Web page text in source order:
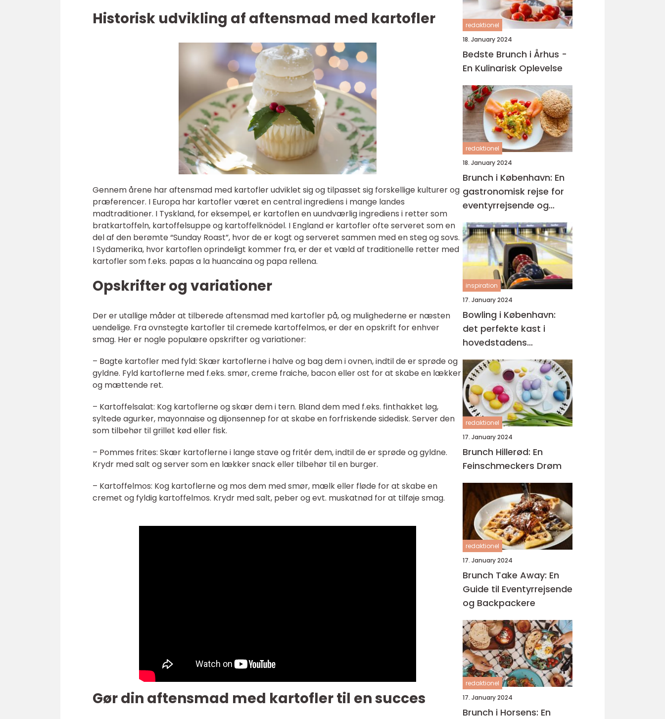
Historisk udvikling af aftensmad med kartofler
Gennem årene har aftensmad med kartofler udviklet sig og tilpasset sig forskellige kulturer og
præferencer. I Europa har kartofler været en central ingrediens i mange landes
madtraditioner. I Tyskland, for eksempel, er kartoflen en uundværlig ingrediens i retter som
bratkartoffeln, kartoffelsuppe og kartoffelknödel. I England er kartofler ofte serveret som en
del af den berømte “Sunday Roast”, hvor de er kogt og serveret sammen med en steg og sovs.
I Sydamerika, hvor kartoflen oprindeligt kommer fra, er der et væld af traditionelle retter med
kartofler som f.eks. papas a la huancaina og papa rellena.
Opskrifter og variationer
Der er utallige måder at tilberede aftensmad med kartofler på, og mulighederne er næsten
uendelige. Fra ovnstegte kartofler til cremede kartoffelmos, er der en opskrift for enhver
smag. Her er nogle populære opskrifter og variationer:
– Bagte kartofler med fyld: Skær kartoflerne i halve og bag dem i ovnen, indtil de er sprøde og
gyldne. Fyld kartoflerne med f.eks. smør, creme fraiche, bacon eller ost for at skabe en lækker
og mættende ret.
– Kartoffelsalat: Kog kartoflerne og skær dem i tern. Bland dem med f.eks. finthakket løg,
syltede agurker, mayonnaise og dijonsennep for at skabe en forfriskende sidedisk. Server den
som tilbehør til grillet kød eller fisk.
– Pommes frites: Skær kartoflerne i lange stave og fritér dem, indtil de er sprøde og gyldne.
Krydr med salt og server som en lækker snack eller tilbehør til en burger.
– Kartoffelmos: Kog kartoflerne og mos dem med smør, mælk eller fløde for at skabe en
cremet og fyldig kartoffelmos. Krydr med salt, peber og evt. muskatnød for at tilføje smag.
Gør din aftensmad med kartofler til en succes
redaktionel
18. January 2024
Bedste Brunch i Århus -
En Kulinarisk Oplevelse
redaktionel
18. January 2024
Brunch i København: En
gastronomisk rejse for
eventyrrejsende og
backpackere
inspiration
17. January 2024
Bowling i København:
det perfekte kast i
hovedstadens
spillehaller
redaktionel
17. January 2024
Brunch Hillerød: En
Feinschmeckers Drøm
redaktionel
17. January 2024
Brunch Take Away: En
Guide til Eventyrrejsende
og Backpackere
redaktionel
17. January 2024
Brunch i Horsens: En